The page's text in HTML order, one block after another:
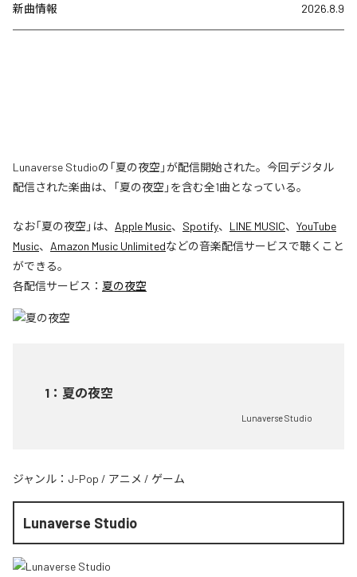
新曲情報 2026.8.9
Lunaverse Studioの「夏の夜空」が配信開始された。今回デジタル
配信された楽曲は、「夏の夜空」を含む全1曲となっている。
なお「夏の夜空 」は、 Apple Music、 Spotify、 LINE MUSIC、 YouTube
Music、 Amazon Music Unlimitedなどの音楽配信サービスで聴くこと
ができる。
各配信サービス： 夏の夜空
1 ： 夏の夜空
Lunaverse Studio
ジャンル： J-Pop / アニメ / ゲーム
Lunaverse Studio